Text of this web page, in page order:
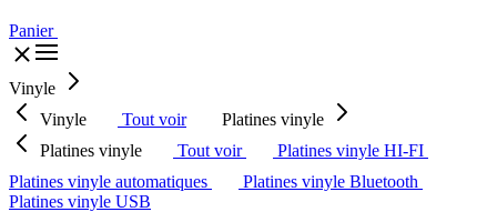
Panier
Vinyle
Vinyle
Tout voir
Platines vinyle
Platines vinyle
Tout voir
Platines vinyle HI-FI
Platines vinyle automatiques
Platines vinyle Bluetooth
Platines vinyle USB